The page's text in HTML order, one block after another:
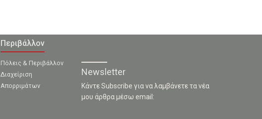
Περιβάλλον
Πόλεις & Περιβάλλον
Διαχείριση
Απορριμάτων
Newsletter
Κάντε Subscribe για να λαμβάνετε τα νέα
μου άρθρα μέσω email: